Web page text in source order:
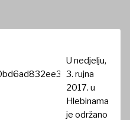
U nedjelju,
3. rujna
2017. u
Hlebinama
je održano